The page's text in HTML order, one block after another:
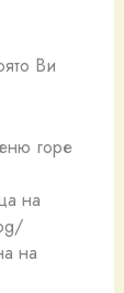
Ви
горе
на
на